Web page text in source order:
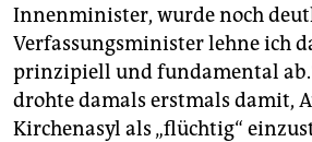
Innenminister, wurde noch
Verfassungsminister lehne ich
prinzipiell und fundamental
drohte damals erstmals damit,
Kirchenasyl als „flüchtig“